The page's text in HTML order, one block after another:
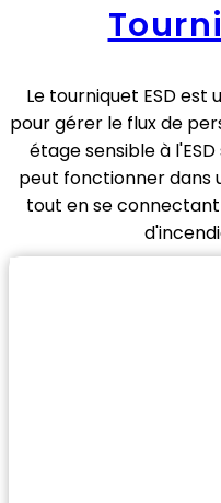
Le tourniquet ESD est
pour gérer le flux de
étage sensible à
peut fonctionner dans
tout en se